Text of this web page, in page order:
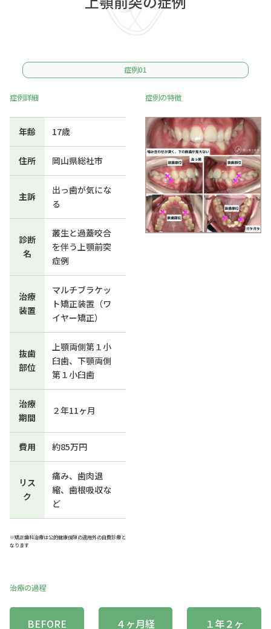
症例01
症例詳細
年齢 17歳
住所 岡山県総社市
主訴
出っ歯が気にな
る
診断
名
叢生と過蓋咬合
を伴う上顎前突
症例
治療
装置
マルチブラケッ
ト矯正装置（ワ
イヤー矯正）
抜歯
部位
上顎両側第１小
臼歯、下顎両側
第１小臼歯
治療
期間
２年11ヶ月
費用 約85万円
リス
ク
痛み、歯肉退
縮、歯根吸収な
ど
※矯正歯科治療は公的健康保険の適用外の自費診療と
なります
症例の特徴
治療の過程
BEFORE
４ヶ月経
１年２ヶ